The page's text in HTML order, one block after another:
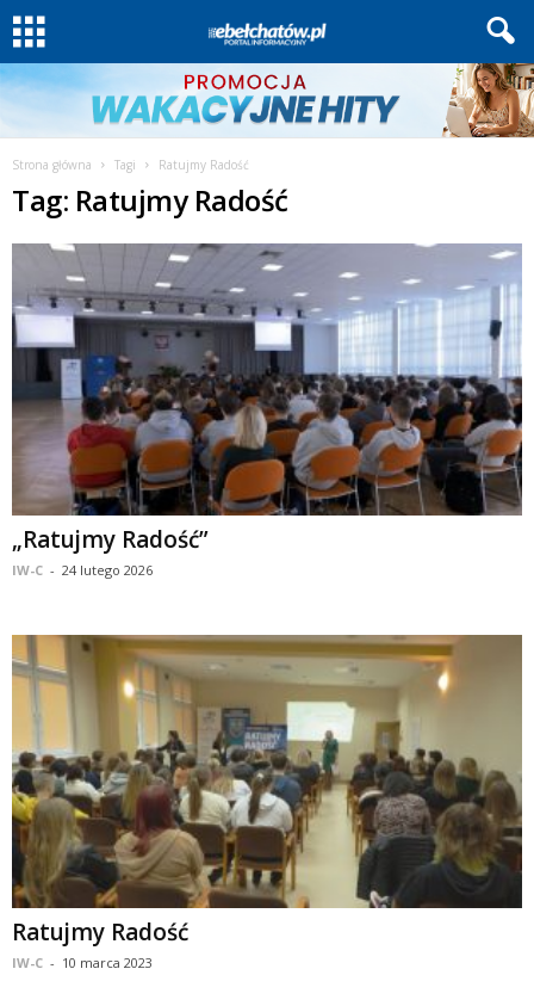
Strona główna Tagi Ratujmy Radość
Tag: Ratujmy Radość
„Ratujmy Radość”
IW-C - 24 lutego 2026
Ratujmy Radość
IW-C - 10 marca 2023